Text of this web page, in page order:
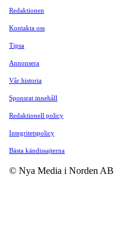
Redaktionen
Kontakta oss
Tipsa
Annonsera
Vår historia
Sponsrat innehåll
Redaktionell policy
Integritetspolicy
Bästa kändissajterna
© Nya Media i Norden AB